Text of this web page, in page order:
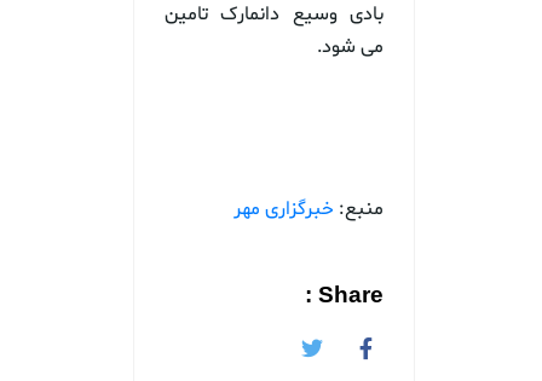
بادی وسیع دانمارک تامین
می شود.
منبع: خبرگزاری مهر
Share :